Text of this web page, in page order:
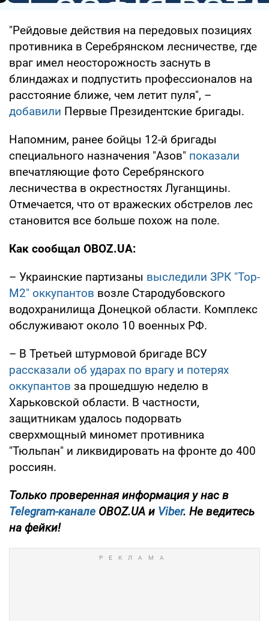
"Рейдовые действия на передовых позициях
противника в Cеребрянском лесничестве, где
враг имел неосторожность заснуть в
блиндажах и подпустить профессионалов на
расстояние ближе, чем летит пуля", –
добавили Первые Президентские бригады.
Напомним, ранее бойцы 12-й бригады
специального назначения "Азов" показали
впечатляющие фото Серебрянского
лесничества в окрестностях Луганщины.
Отмечается, что от вражеских обстрелов лес
становится все больше похож на поле.
Как сообщал OBOZ.UA:
– Украинские партизаны выследили ЗРК "Тор-
М2" оккупантов возле Стародубовского
водохранилища Донецкой области. Комплекс
обслуживают около 10 военных РФ.
– В Третьей штурмовой бригаде ВСУ
рассказали об ударах по врагу и потерях
оккупантов за прошедшую неделю в
Харьковской области. В частности,
защитникам удалось подорвать
сверхмощный миномет противника
"Тюльпан" и ликвидировать на фронте до 400
россиян.
Только проверенная информация у нас в
Telegram-канале OBOZ.UA и Viber. Не ведитесь
на фейки!